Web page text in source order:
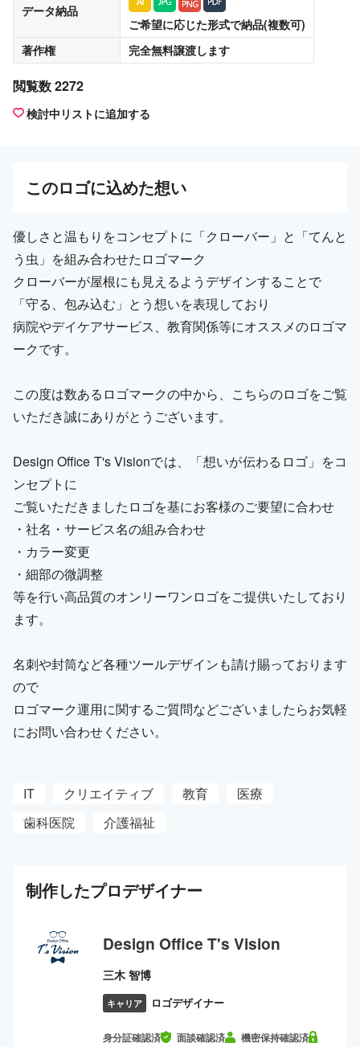
データ納品
ご希望に応じた形式で納品(複数可)
著作権
完全無料譲渡します
閲覧数 2272
検討中リストに追加する
このロゴに込めた想い
優しさと温もりをコンセプトに「クローバー」と「てんと
う虫」を組み合わせたロゴマーク
クローバーが屋根にも見えるようデザインすることで
「守る、包み込む」とう想いを表現しており
病院やデイケアサービス、教育関係等にオススメのロゴマ
ークです。
この度は数あるロゴマークの中から、こちらのロゴをご覧
いただき誠にありがとうございます。
Design Office T's Visionでは、「想いが伝わるロゴ」をコ
ンセプトに
ご覧いただきましたロゴを基にお客様のご要望に合わせ
・社名・サービス名の組み合わせ
・カラー変更
・細部の微調整
等を行い高品質のオンリーワンロゴをご提供いたしており
ます。
名刺や封筒など各種ツールデザインも請け賜っております
ので
ロゴマーク運用に関するご質問などございましたらお気軽
にお問い合わせください。
IT クリエイティブ 教育
医療
歯科医院
介護福祉
制作したプロデザイナー
Design Office T's Vision
三木 智博
キャリア ロゴデザイナー
身分証確認済 面談確認済 機密保持確認済